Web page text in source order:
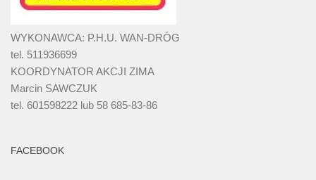
WYKONAWCA: P.H.U. WAN-DRÓG
tel. 511936699
KOORDYNATOR AKCJI ZIMA
Marcin SAWCZUK
tel. 601598222 lub 58 685-83-86
FACEBOOK